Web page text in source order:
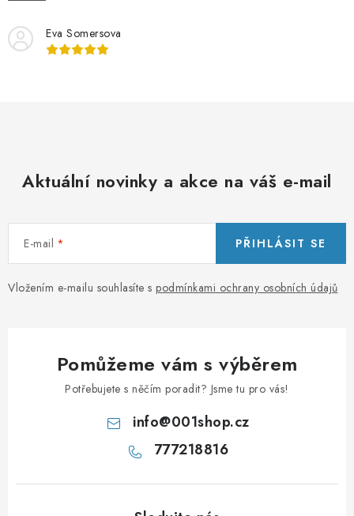
Eva Somersova
Aktuální novinky a akce na váš e-mail
E-mail
Vložením e-mailu souhlasíte s podmínkami ochrany osobních údajů
PŘIHLÁSIT SE
Pomůžeme vám s výběrem
Potřebujete s něčím poradit? Jsme tu pro vás!
info@001shop.cz
777218816